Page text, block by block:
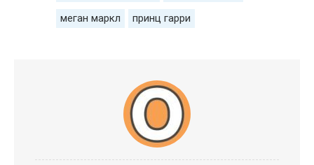
меган маркл принц гарри